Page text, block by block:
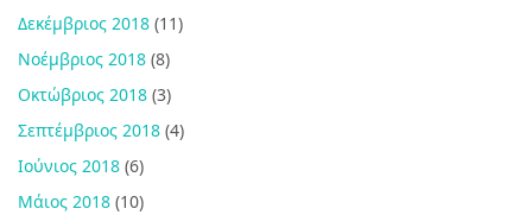
Δεκέμβριος 2018 (11)
Νοέμβριος 2018 (8)
Οκτώβριος 2018 (3)
Σεπτέμβριος 2018 (4)
Ιούνιος 2018 (6)
Μάιος 2018 (10)